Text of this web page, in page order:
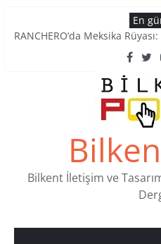
to
En
RANCHERO’da Meksika
Ankara’nın Ruhunu Notalarda
Pullardaki tarih: PTT Pul
Stamp Collectors Unite:
Tatlı Konuşalım: Ankara’nın 4
Bilkent İletişim ve